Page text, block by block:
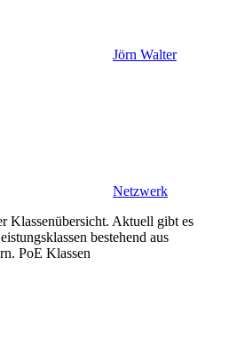
Jörn Walter
Netzwerk
Klassenübersicht. Aktuell gibt es
bestehend aus
PoE Klassen